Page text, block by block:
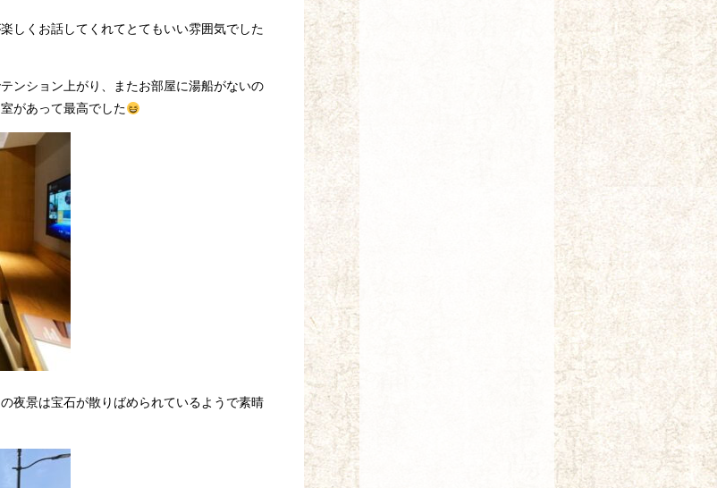
しくお話してくれてとてもいい雰囲気でした
ンション上がり、またお部屋に湯船がないの
があって最高でした
夜景は宝石が散りばめられているようで素晴